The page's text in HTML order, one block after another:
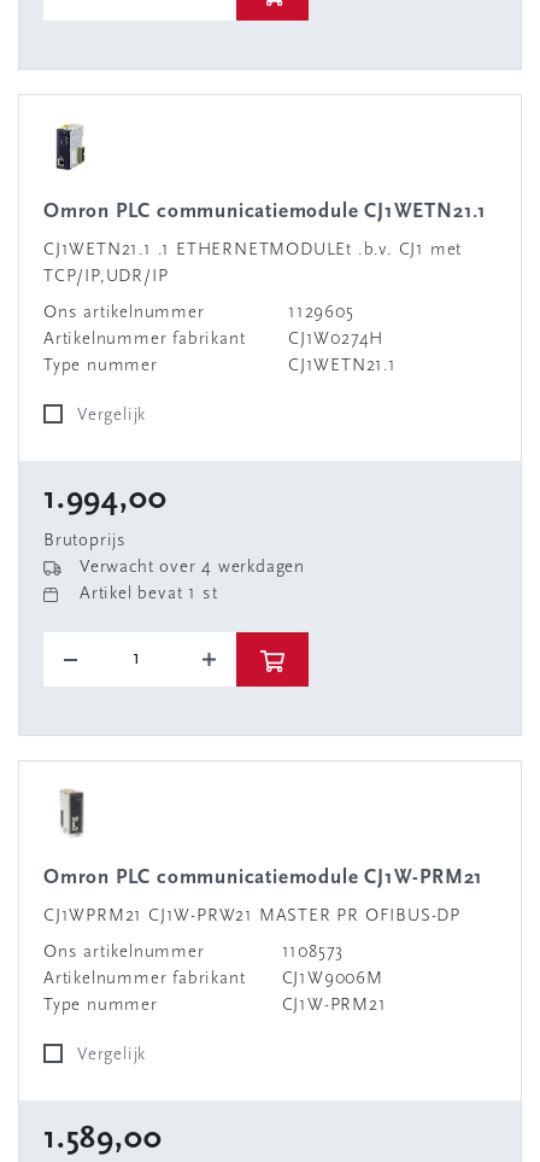
Omron PLC communicatiemodule CJ1WETN21.1
CJ1WETN21.1 .1 ETHERNETMODULEt .b.v. CJ1 met
TCP/IP,UDR/IP
Ons artikelnummer
1129605
Artikelnummer fabrikant
CJ1W0274H
Type nummer
CJ1WETN21.1
Vergelijk
1.994,00
Brutoprijs
Verwacht over 4 werkdagen
Artikel bevat 1 st
Omron PLC communicatiemodule CJ1W-PRM21
CJ1WPRM21 CJ1W-PRW21 MASTER PR OFIBUS-DP
Ons artikelnummer
1108573
Artikelnummer fabrikant
CJ1W9006M
Type nummer
CJ1W-PRM21
Vergelijk
1.589,00